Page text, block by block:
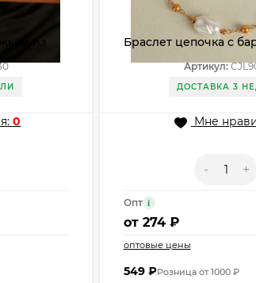
из
0
Браслет цепочка с
Артикул:
ДОСТАВКА 3
Мне
- +
Опт i
от 274 ₽
оптовые цены
549 ₽Розница от 1000 ₽